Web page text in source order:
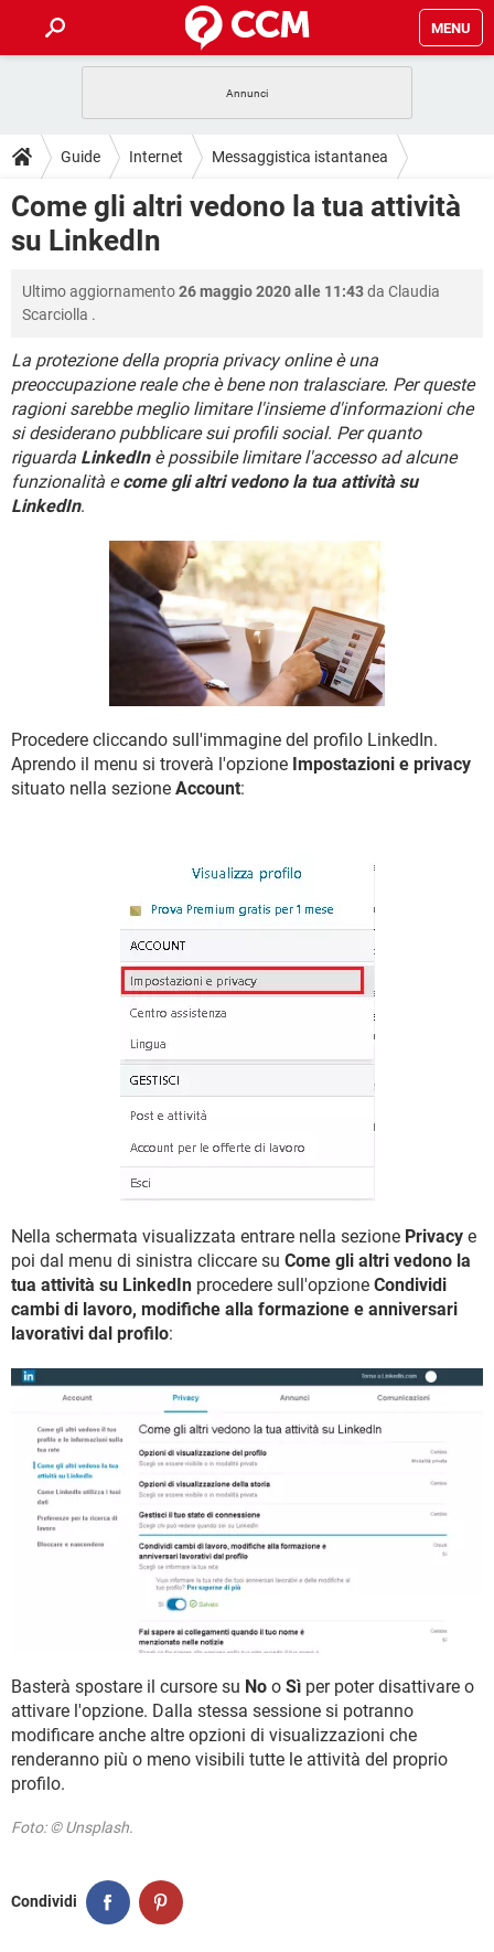
MENU
INTRATTENIMENTO ANDROID
iOS WINDOWS 10
INSTAGRAM
HARDWARE
GUIDE
COVID-19
INTRATTENIMENTO ANDROID
INSTAGRAM WHATSAPP
HARDWARE
DOWNLOAD
COVID-19
iOS
INSTAGRAM WHATSAPP
TIKTOK FACEBOOK
HARDWARE
FORUM
COVID-19 GAMING
iOS WINDOWS 10
INSTAGRAM WHATSAPP
TIKTOK FACEBOOK
HARDWARE
GLOSSARIO
COVID-19 GAMING
INTRATTENIMENTO ANDROID
iOS WINDOWS 10
INSTAGRAM WHATSAPP
TIKTOK
Guide Internet Messaggistica istantanea
Come gli altri vedono la tua attività
su LinkedIn
Ultimo aggiornamento26 maggio 2020 alle 11:43da Claudia
Scarciolla .
La protezione della propria privacy online è una
preoccupazione reale che è bene non tralasciare. Per queste
ragioni sarebbe meglio limitare l'insieme d'informazioni che
si desiderano pubblicare sui profili social. Per quanto
riguarda LinkedInè possibile limitare l'accesso ad alcune
funzionalità ecome gli altri vedono la tua attività su
LinkedIn.
Procedere cliccando sull'immagine del profilo LinkedIn.
Aprendo il menu si troverà l'opzione Impostazioni e privacy
situato nella sezione Account:
Nella schermata visualizzata entrare nella sezione Privacy e
poi dal menu di sinistra cliccare su Come gli altri vedono la
tua attività su LinkedIn procedere sull'opzione Condividi
cambi di lavoro, modifiche alla formazione e anniversari
lavorativi dal profilo:
Basterà spostare il cursore su No o Sì per poter disattivare o
attivare l'opzione. Dalla stessa sessione si potranno
modificare anche altre opzioni di visualizzazioni che
renderanno più o meno visibili tutte le attività del proprio
profilo.
Foto: © Unsplash.
Condividi